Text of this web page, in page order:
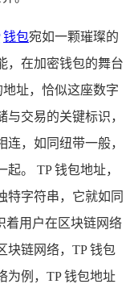
钱包宛如一颗璀璨的
，在加密钱包的舞台
地址，恰似这座数字
交易的关键标识，
，如同纽带一般，
。 TP 钱包地址，
特字符串，它就如同
着用户在区块链网络
块链网络，TP 钱包
为例，TP 钱包地址